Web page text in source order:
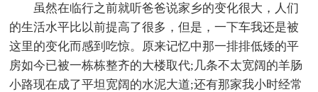
虽然在临行之前就听爸爸说家乡的变化很大，人们
的生活水平比以前提高了很多，但是，一下车我还是被
这里的变化而感到吃惊。原来记忆中那一排排低矮的平
房如今已被一栋栋整齐的大楼取代;几条不太宽阔的羊肠
小路现在成了平坦宽阔的水泥大道;还有那家我小时经常